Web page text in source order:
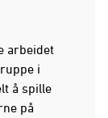
arbeidet
i
å spille
på